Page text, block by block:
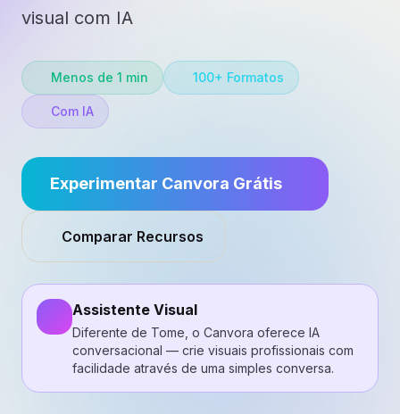
visual com IA
Menos de 1 min 100+ Formatos
Com IA
Experimentar Canvora Grátis
Comparar Recursos
Assistente Visual
Diferente de Tome, o Canvora oferece IA
conversacional — crie visuais profissionais com
facilidade através de uma simples conversa.